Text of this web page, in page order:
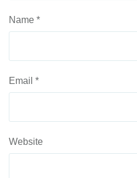
Name *
Email *
Website